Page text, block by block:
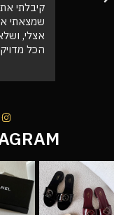
קיבלתי
שמצאתי
אצלי,
הכל